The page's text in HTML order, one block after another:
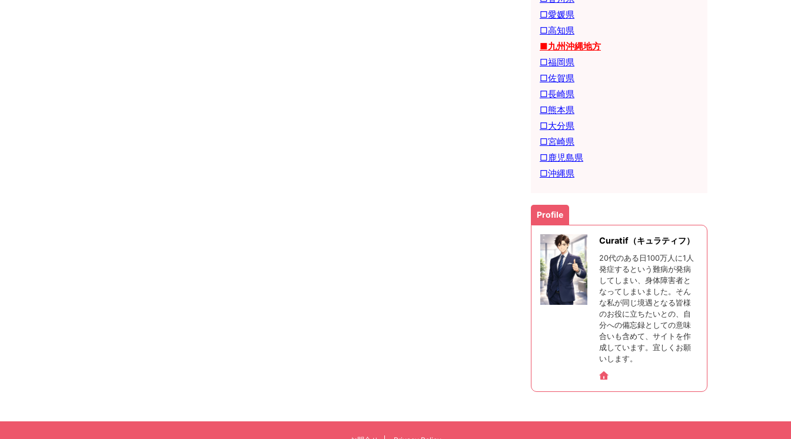
□愛媛県
□高知県
■九州沖縄地方
□福岡県
□佐賀県
□長崎県
□熊本県
□大分県
□宮崎県
□鹿児島県
□沖縄県
Profile
Curatif（キュラティフ）
20代のある日100万人に1人
発症するという難病が発病
してしまい、身体障害者と
なってしまいました。そん
な私が同じ境遇となる皆様
のお役に立ちたいとの、自
分への備忘録としての意味
合いも含めて、サイトを作
成しています。宜しくお願
いします。